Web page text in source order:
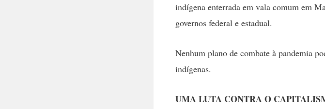
indígena enterrada em vala comum em
governos federal e estadual.
Nenhum plano de combate à pandemia
indígenas.
UMA LUTA CONTRA O